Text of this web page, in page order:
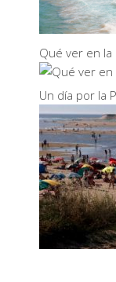
Qué ver en la
Un día por la